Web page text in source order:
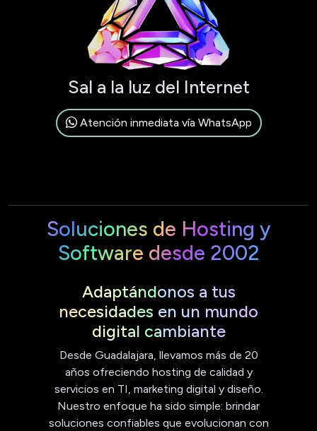
Sal a la luz del Internet
Atención inmediata vía WhatsApp
Soluciones de Hosting y
Software desde 2002
Adaptándonos a tus
necesidades en un mundo
digital cambiante
Desde Guadalajara, llevamos más de 20
años ofreciendo hosting de calidad y
servicios en TI, marketing digital y diseño.
Nuestro enfoque ha sido simple: brindar
soluciones confiables que evolucionan con